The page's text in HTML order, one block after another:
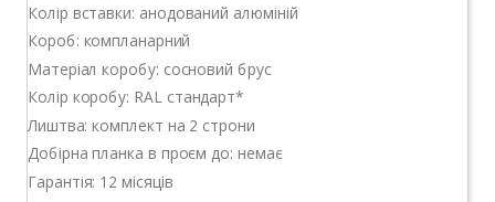
Колір вставки: анодований алюміній
Короб: компланарний
Матеріал коробу: сосновий брус
Колір коробу: RAL стандарт*
Лиштва: комплект на 2 строни
Добірна планка в проєм до: немає
Гарантія: 12 місяців